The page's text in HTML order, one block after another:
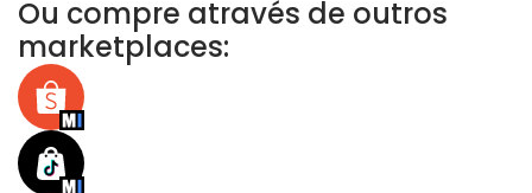
Ou compre através de outros
marketplaces: